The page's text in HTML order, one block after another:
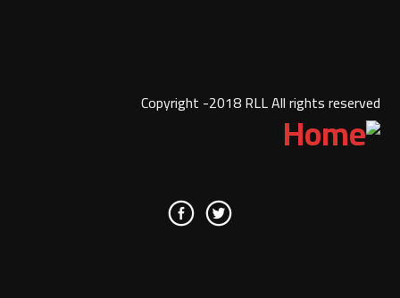
Copyright -2018 RLL All rights reserved